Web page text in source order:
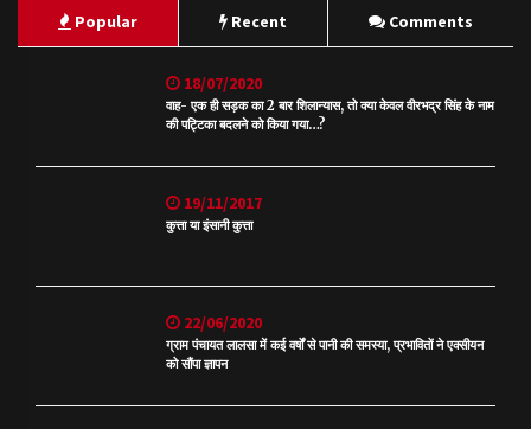
Popular Recent Comments
18/07/2020
वाह- एक ही सड़क का 2 बार शिलान्यास, तो क्या केवल वीरभद्र सिंह के नाम
की पट्टिका बदलने को किया गया…?
19/11/2017
कुत्ता या इंसानी कुत्ता
22/06/2020
ग्राम पंचायत लालसा में कई वर्षों से पानी की समस्या, प्रभावितों ने एक्सीयन
को सौंपा ज्ञापन